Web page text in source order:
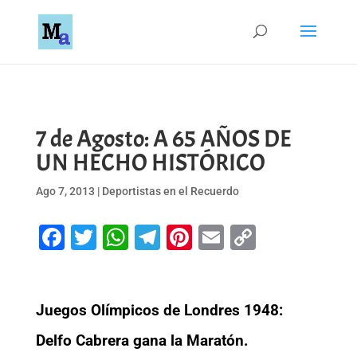
7 de Agosto: A 65 AÑOS DE
UN HECHO HISTÓRICO
Ago 7, 2013 | Deportistas en el Recuerdo
Facebook
Twitter
WhatsApp
Telegram
Pinterest
EmailCopy
Juegos Olímpicos de Londres 1948:
Delfo Cabrera gana la Maratón.